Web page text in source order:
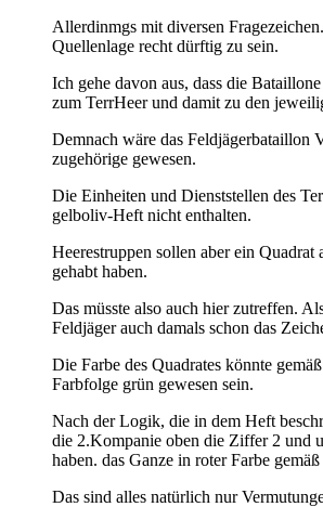
Allerdinmgs mit diversen
Quellenlage recht dürftig zu sein.
Ich gehe davon aus, dass die
zum TerrHeer und damit zu den
Demnach wäre das Feldjägerbataillon
zugehörige gewesen.
Die Einheiten und Dienststellen des
gelboliv-Heft nicht enthalten.
Heerestruppen sollen aber ein Quadrat
gehabt haben.
Das müsste also auch hier zutreffen.
Feldjäger auch damals schon das
Die Farbe des Quadrates könnte
Farbfolge grün gewesen sein.
Nach der Logik, die in dem Heft
die 2.Kompanie oben die Ziffer 2 und
haben. das Ganze in roter Farbe
Das sind alles natürlich nur